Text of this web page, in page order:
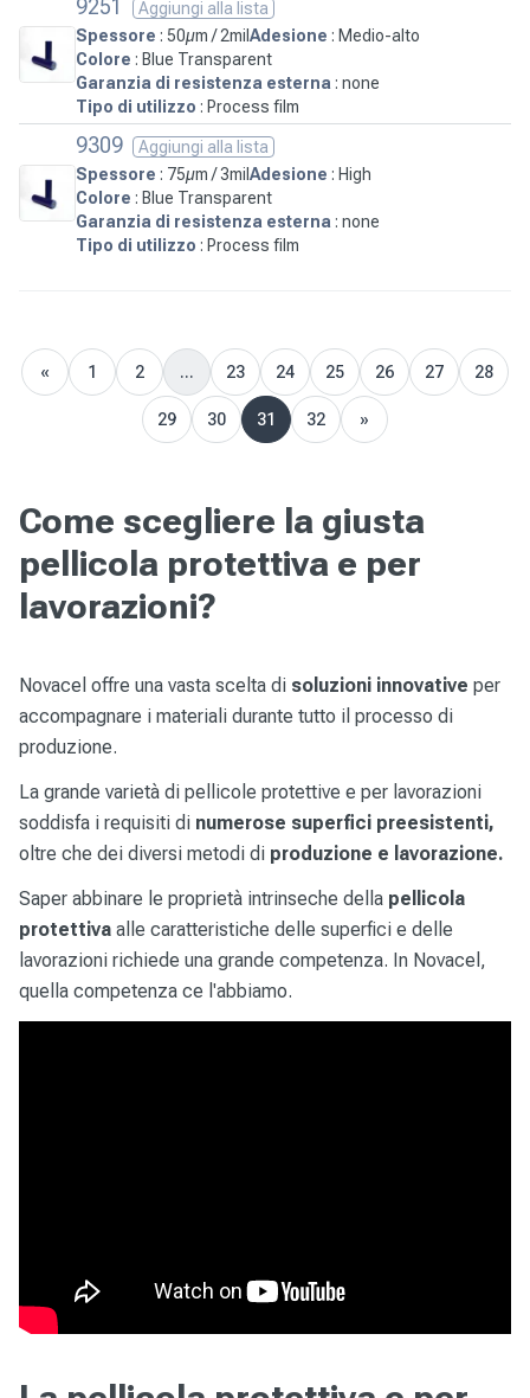
9251
Aggiungi alla lista
Spessore : 50µm / 2mil Adesione : Medio-alto
Colore : Blue Transparent
Garanzia di resistenza esterna : none
Tipo di utilizzo : Process film
9309
Aggiungi alla lista
Spessore : 75µm / 3mil Adesione : High
Colore : Blue Transparent
Garanzia di resistenza esterna : none
Tipo di utilizzo : Process film
Previous
« 1 2 ... 23 24 25 26 27 28
29 30 31 32
Next
»
Come scegliere la giusta
pellicola protettiva e per
lavorazioni?
Novacel offre una vasta scelta di soluzioni innovative per
accompagnare i materiali durante tutto il processo di
produzione.
La grande varietà di pellicole protettive e per lavorazioni
soddisfa i requisiti di numerose superfici preesistenti,
oltre che dei diversi metodi di produzione e lavorazione.
Saper abbinare le proprietà intrinseche della pellicola
protettiva alle caratteristiche delle superfici e delle
lavorazioni richiede una grande competenza. In Novacel,
quella competenza ce l'abbiamo.